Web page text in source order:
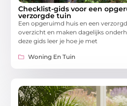
Checklist-gids voor een
verzorgde tuin
Een opgeruimd huis en een
overzicht en maken dagelijks
deze gids leer je hoe je met
Woning En Tuin